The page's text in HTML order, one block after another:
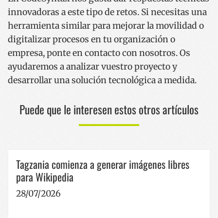
innovadoras a este tipo de retos. Si necesitas una
herramienta similar para mejorar la movilidad o
digitalizar procesos en tu organización o
empresa, ponte en contacto con nosotros. Os
ayudaremos a analizar vuestro proyecto y
desarrollar una solución tecnológica a medida.
Puede que le interesen estos otros artículos
Tagzania comienza a generar imágenes libres
para Wikipedia
28/07/2026
cookies estrictamente necesarias.
Proveedor / Dominio
Cloudflare Inc.
.x.com
Política de Privacidad de Google